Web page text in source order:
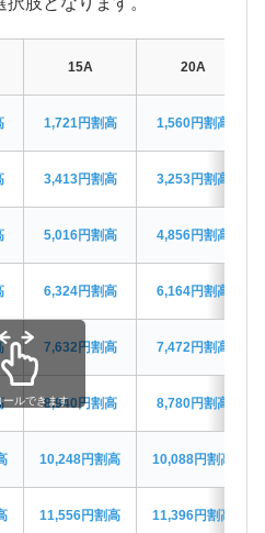
15A 20A
1,721円割高 1,560円割高
3,413円割高 3,253円割高
5,016円割高 4,856円割高
6,324円割高 6,164円割高
7,632円割高 7,472円割高
8,940円割高 8,780円割高
10,248円割高 10,088円割高
11,556円割高 11,396円割高
ールできます